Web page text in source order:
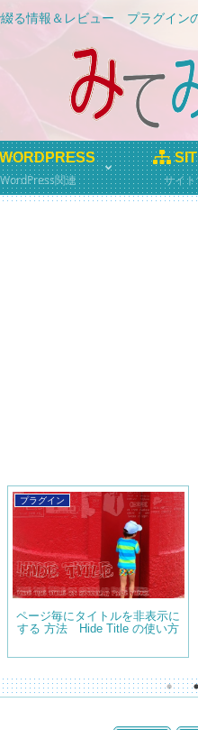
る情報＆レビュー プラグイン
WordPress関連
サイ
プラグイン
ページ毎にタイトルを非表示に
する 方法 Hide Title の使い方